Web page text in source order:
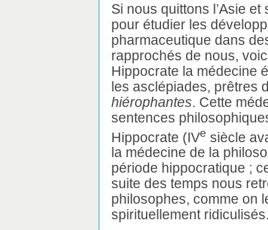
Si nous quittons l’Asie
pour étudier les
pharmaceutique dans
rapprochés de nous,
Hippocrate la médecine
les asclépiades, prêtres
hiérophantes. Cette
sentences
Hippocrate (IVe siècle
la médecine de la
période hippocratique ;
suite des temps nous
philosophes, comme on
spirituellement